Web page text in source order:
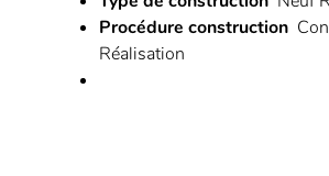
Procédure construction
Réalisation